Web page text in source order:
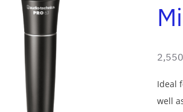
O
r
i
C
u
r
Ideal
well